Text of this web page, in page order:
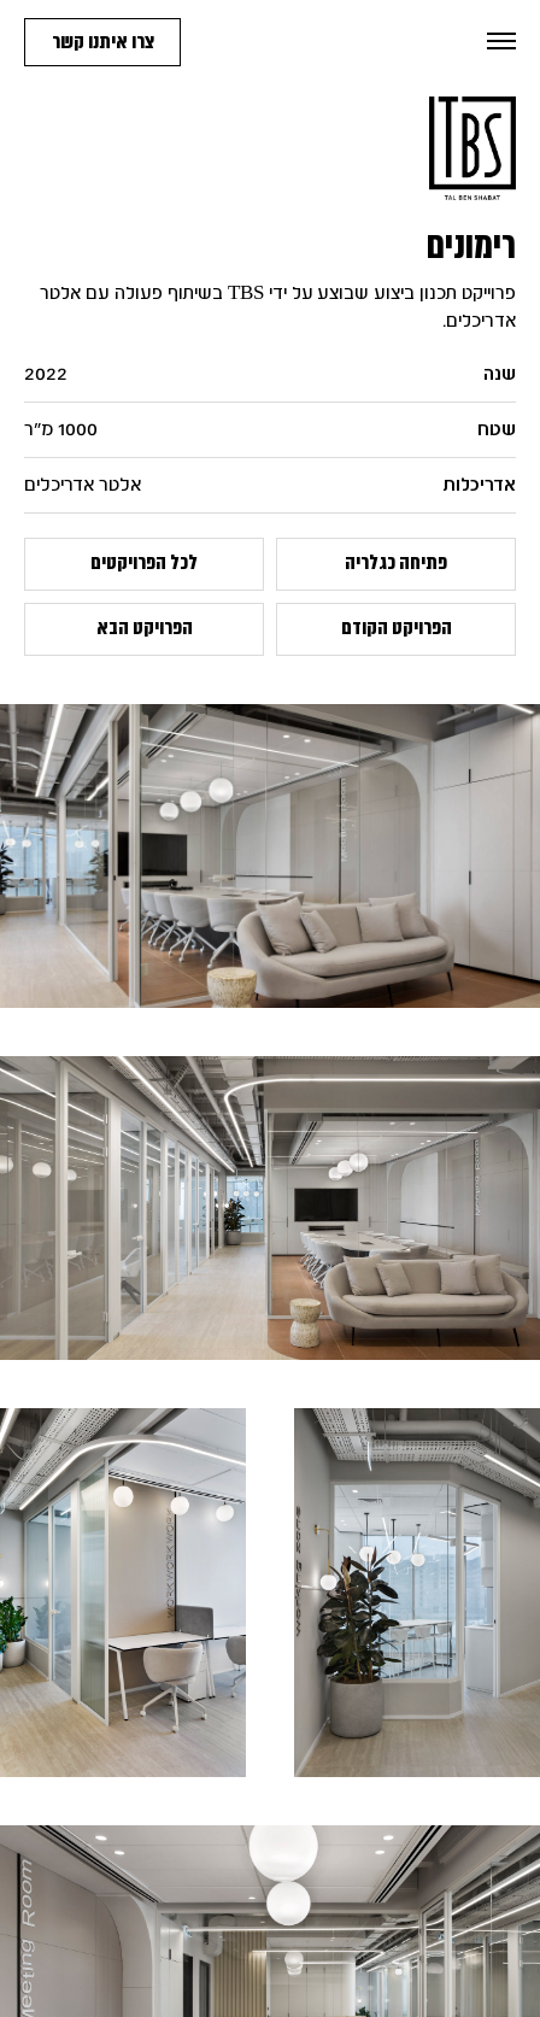
צרו איתנו קשר
רימונים
פרוייקט תכנון ביצוע שבוצע על ידי TBS בשיתוף פעולה עם אלטר
אדריכלים.
שנה
2022
שטח 1000 מ"ר
אדריכלות אלטר אדריכלים
פתיחה כגלריה לכל הפרויקטים
הפרויקט הקודם הפרויקט הבא